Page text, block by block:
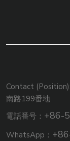
Contact
南路199番地
電話番号： +86-
WhatsApp：